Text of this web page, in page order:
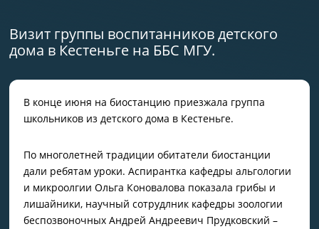
Визит группы воспитанников детского
дома в Кестеньге на ББС МГУ.
В конце июня на биостанцию приезжала группа
школьников из детского дома в Кестеньге.
По многолетней традиции обитатели биостанции
дали ребятам уроки. Аспирантка кафедры альгологии
и микроолгии Ольга Коновалова показала грибы и
лишайники, научный сотрудлник кафедры зоологии
беспозвоночных Андрей Андреевич Прудковский –